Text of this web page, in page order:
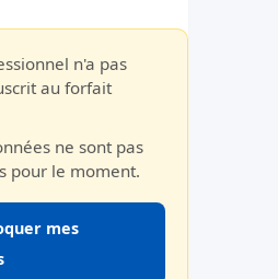
n'a pas
au forfait
ne sont pas
pour le moment.
mes